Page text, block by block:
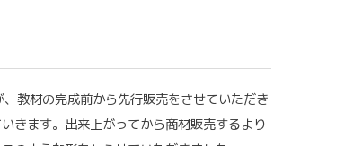
教材の完成前から先行販売をさせていただき
きます。出来上がってから商材販売するより